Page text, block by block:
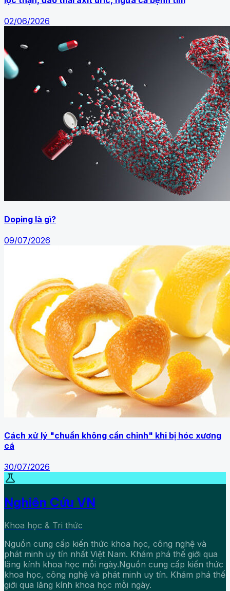
02/06/2026
Doping là gì?
09/07/2026
Cách xử lý "chuẩn không cần chỉnh" khi bị hóc xương
cá
30/07/2026
science
Nghiên Cứu VN
Khoa học & Tri thức
Nguồn cung cấp kiến thức khoa học, công nghệ và
phát minh uy tín nhất Việt Nam. Khám phá thế giới qua
lăng kính khoa học mỗi ngày.Nguồn cung cấp kiến thức
khoa học, công nghệ và phát minh uy tín. Khám phá thế
giới qua lăng kính khoa học mỗi ngày.